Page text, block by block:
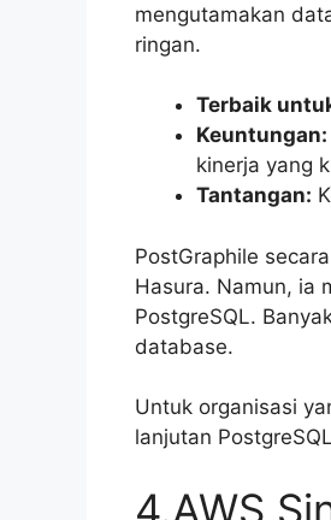
mengutamakan
ringan.
Terbaik
Keuntungan:
kinerja yang
Tantangan:
PostGraphile
Hasura. Namun, ia
PostgreSQL.
database.
Untuk organisasi
lanjutan
4.AWS